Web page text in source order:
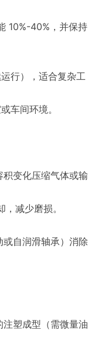
10%-40%，并保持
行），适合复杂工
车间环境。
积变化压缩气体或输
减少磨损。
或自润滑轴承）消除
注塑成型（需微量油